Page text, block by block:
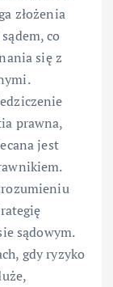
złożenia
co
się z
prawna,
jest
sądowym.
gdy ryzyko